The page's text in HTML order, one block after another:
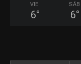
VIE
6°
SÁB
6°